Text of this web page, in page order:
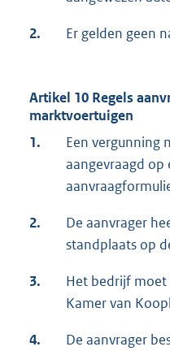
2. Er gelden geen
Artikel 10 Regels
marktvoertuigen
1.
Een vergunning
aangevraagd op
2.
De aanvrager
standplaats op
3.
Het bedrijf moet
Kamer van
4.
De aanvrager